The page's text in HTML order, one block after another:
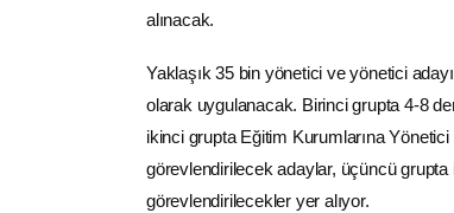
alınacak.
Yaklaşık 35 bin yönetici ve yönetici
olarak uygulanacak. Birinci grupta 4-8
ikinci grupta Eğitim Kurumlarına
görevlendirilecek adaylar, üçüncü
görevlendirilecekler yer alıyor.